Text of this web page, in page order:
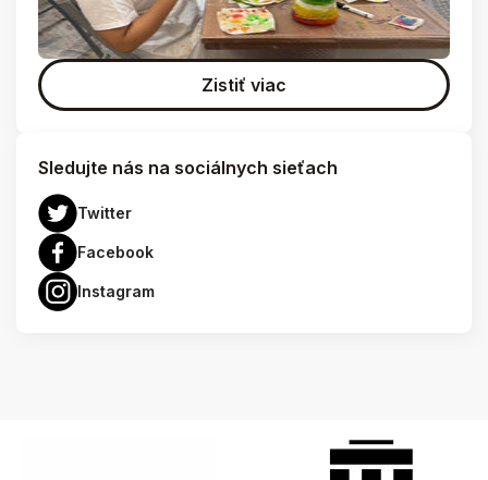
Zistiť viac
Sledujte nás na sociálnych sieťach
Twitter
Facebook
Instagram